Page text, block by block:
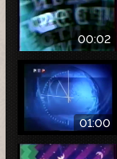
00:02
01:00